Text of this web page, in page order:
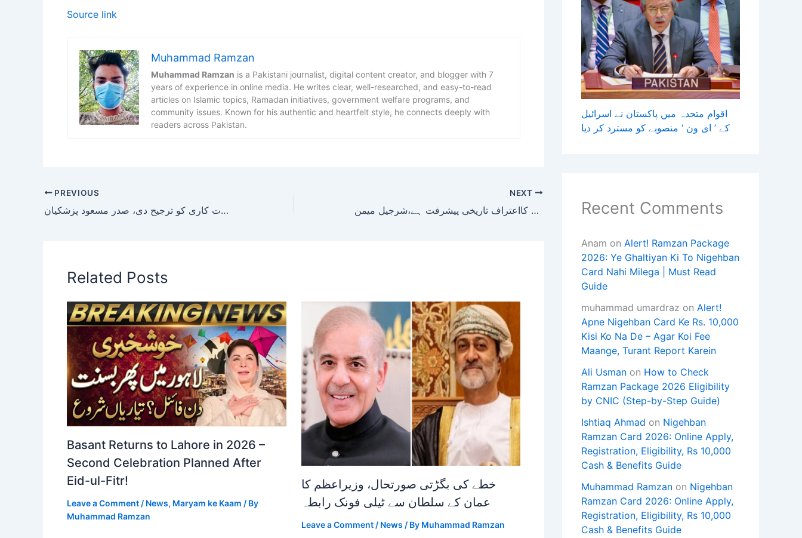
Source link
Muhammad Ramzan
Muhammad Ramzan is a Pakistani journalist, digital content creator, and blogger with 7
years of experience in online media. He writes clear, well-researched, and easy-to-read
articles on Islamic topics, Ramadan initiatives, government welfare programs, and
community issues. Known for his authentic and heartfelt style, he connects deeply with
readers across Pakistan.
PREVIOUS
ایران کو دباؤ کے ذریعے جھکانا ممکن نہیں، ہمیشہ سفارت کاری کو ترجیح دی، صدر مسعود پزشکیان
NEXT
حکومت کی جانب سے آٹزم بحالی،خصوصی تعلیم کےشعبےمیں سندھ کی قیادت کااعتراف تاریخی پیشرفت ہے،شرجیل میمن
Related Posts
Basant Returns to Lahore in 2026 –
Second Celebration Planned After
Eid-ul-Fitr!
Leave a Comment / News, Maryam ke Kaam / By
Muhammad Ramzan
خطے کی بگڑتی صورتحال، وزیراعظم کا
عمان کے سلطان سے ٹیلی فونک رابطہ
Leave a Comment / News / By Muhammad Ramzan
اقوام متحدہ میں پاکستان نے اسرائیل
کے ’ ای ون ‘ منصوبے کو مسترد کر دیا
Recent Comments
Anam on Alert! Ramzan Package
2026: Ye Ghaltiyan Ki To Nigehban
Card Nahi Milega | Must Read
Guide
muhammad umardraz on Alert!
Apne Nigehban Card Ke Rs. 10,000
Kisi Ko Na De – Agar Koi Fee
Maange, Turant Report Karein
Ali Usman on How to Check
Ramzan Package 2026 Eligibility
by CNIC (Step-by-Step Guide)
Ishtiaq Ahmad on Nigehban
Ramzan Card 2026: Online Apply,
Registration, Eligibility, Rs 10,000
Cash & Benefits Guide
Muhammad Ramzan on Nigehban
Ramzan Card 2026: Online Apply,
Registration, Eligibility, Rs 10,000
Cash & Benefits Guide